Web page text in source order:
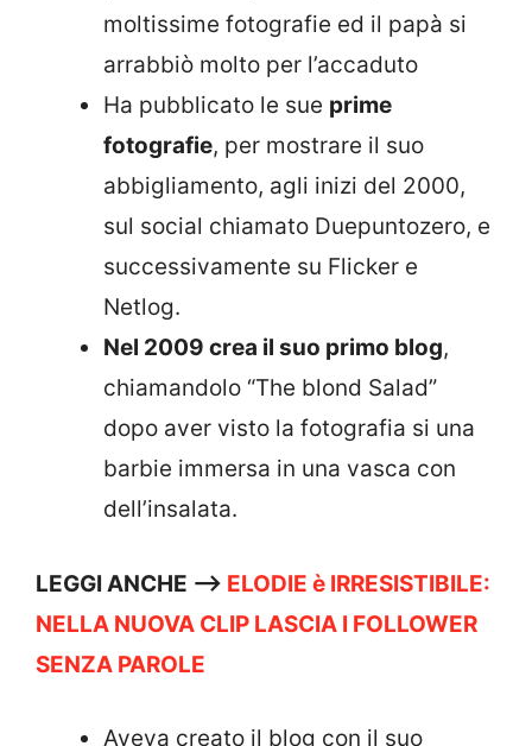
moltissime fotografie ed il papà si
arrabbiò molto per l’accaduto
Ha pubblicato le sue prime
fotografie, per mostrare il suo
abbigliamento, agli inizi del 2000,
sul social chiamato Duepuntozero, e
successivamente su Flicker e
Netlog.
Nel 2009 crea il suo primo blog,
chiamandolo “The blond Salad”
dopo aver visto la fotografia si una
barbie immersa in una vasca con
dell’insalata.
LEGGI ANCHE —-> ELODIE è IRRESISTIBILE:
NELLA NUOVA CLIP LASCIA I FOLLOWER
SENZA PAROLE
Aveva creato il blog con il suo